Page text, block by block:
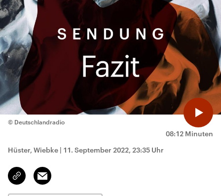
08:12 Minuten
© Deutschlandradio
Hüster, Wiebke | 11. September 2022, 23:35 Uhr
Link
kopieren/teilen
Email